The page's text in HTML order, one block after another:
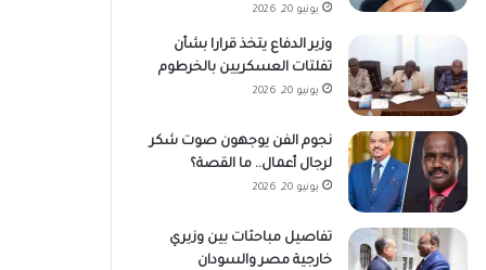
يونيو 20, 2026
وزير الدفاع يتخذ قرارا بشأن
تفلتات العسكريين بالخرطوم
يونيو 20, 2026
نجوم الفن يوجهون صوت شكر
لرجال أعمال.. ما القصة؟
يونيو 20, 2026
تفاصيل مباحثات بين وزيري
خارجية مصر والسودان